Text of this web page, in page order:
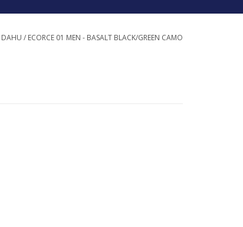
DAHU / ECORCE 01 MEN - BASALT BLACK/GREEN CAMO